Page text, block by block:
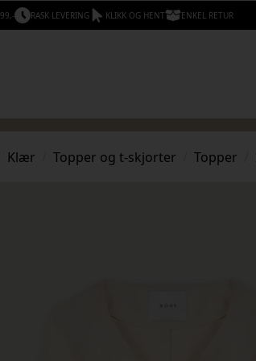
RASK LEVERING KLIKK OG HENT ENKEL RETUR
Klær Topper og t-skjorter Topper